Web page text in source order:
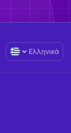
Ελληνικά